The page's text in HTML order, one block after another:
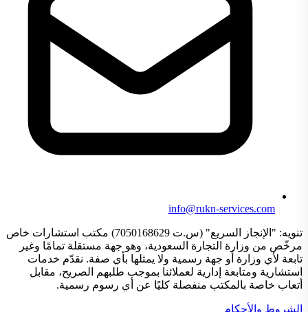
info@rukn-services.com
تنويه: "الإنجاز السريع" (س.ت 7050168629) مكتب استشارات خاص
مرخّص من وزارة التجارة السعودية، وهو جهة مستقلة تمامًا وغير
تابعة لأي وزارة أو جهة رسمية ولا يمثلها بأي صفة. نقدّم خدمات
استشارية ومتابعة إدارية لعملائنا بموجب طلبهم الصريح، مقابل
أتعاب خاصة بالمكتب منفصلة كليًا عن أي رسوم رسمية.
الشروط والأحكام